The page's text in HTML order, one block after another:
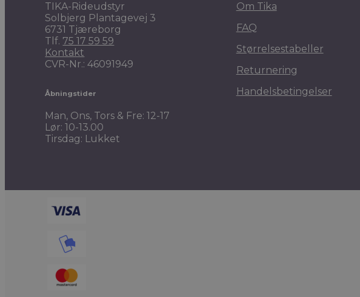
TIKA-Rideudstyr
Solbjerg Plantagevej 3
6731 Tjæreborg
Tlf. 75 17 59 59
Kontakt
CVR-Nr.: 46091949
Åbningstider
Man, Ons, Tors & Fre: 12-17
Lør: 10-13.00
Tirsdag: Lukket
Om Tika
FAQ
Størrelsestabeller
Returnering
Handelsbetingelser